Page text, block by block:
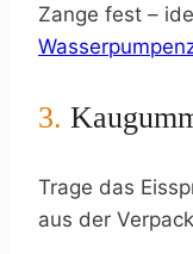
Zange fest –
3.
Trage das
aus der